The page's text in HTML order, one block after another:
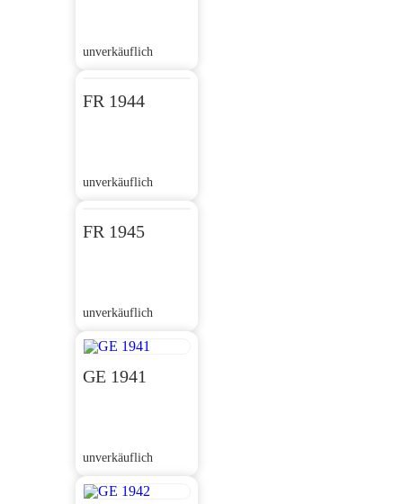
unverkäuflich
FR 1944
unverkäuflich
FR 1945
unverkäuflich
GE 1941
unverkäuflich